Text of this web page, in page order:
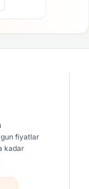
fiyatlar
kadar